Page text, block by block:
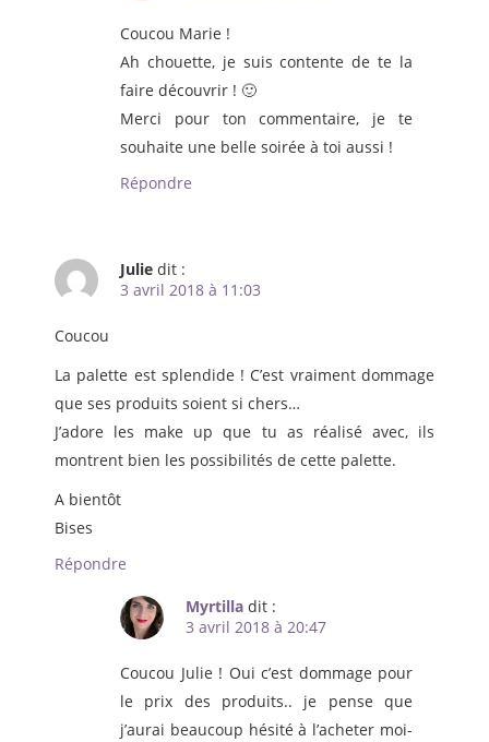
Coucou Marie !
Ah chouette, je suis contente de te la
faire découvrir ! 🙂
Merci pour ton commentaire, je te
souhaite une belle soirée à toi aussi !
Répondre
Julie dit :
3 avril 2018 à 11:03
Coucou
La palette est splendide ! C’est vraiment dommage
que ses produits soient si chers…
J’adore les make up que tu as réalisé avec, ils
montrent bien les possibilités de cette palette.
A bientôt
Bises
Répondre
Myrtilla dit :
3 avril 2018 à 20:47
Coucou Julie ! Oui c’est dommage pour
le prix des produits.. je pense que
j’aurai beaucoup hésité à l’acheter moi-